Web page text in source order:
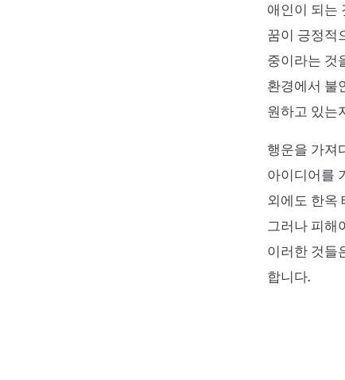
애인이 되는
꿈이 긍정적
중이라는 것
환경에서 불
원하고 있는
행운을 가져
아이디어를
외에도 한옥
그러나 피해
이러한 것들
합니다.